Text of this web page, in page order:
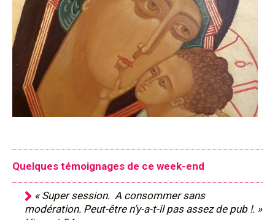
Quelques témoignages de ce week-end
« Super session. A consommer sans
modération. Peut-être n’y-a-t-il pas assez de pub !. »